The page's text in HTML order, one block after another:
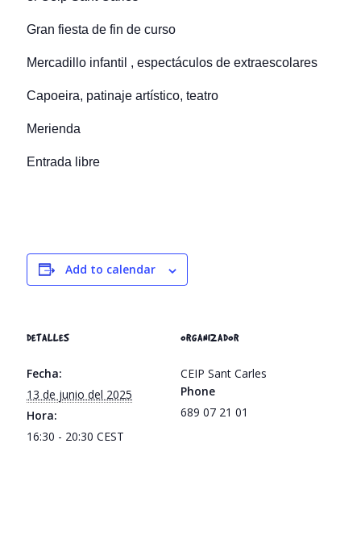
Gran fiesta de fin de curso
Mercadillo infantil , espectáculos de extraescolares
Capoeira, patinaje artístico, teatro
Merienda
Entrada libre
Add to calendar
DETALLES
Fecha:
13 de junio del 2025
Hora:
16:30 - 20:30CEST
ORGANIZADOR
CEIP Sant Carles
Phone
689 07 21 01